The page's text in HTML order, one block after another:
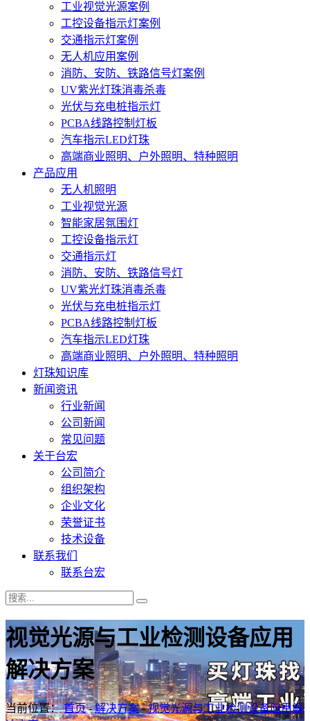
工业视觉光源案例
工控设备指示灯案例
交通指示灯案例
无人机应用案例
消防、安防、铁路信号灯案例
UV紫光灯珠消毒杀毒
光伏与充电桩指示灯
PCBA线路控制灯板
汽车指示LED灯珠
高端商业照明、户外照明、特种照明
产品应用
无人机照明
工业视觉光源
智能家居氛围灯
工控设备指示灯
交通指示灯
消防、安防、铁路信号灯
UV紫光灯珠消毒杀毒
光伏与充电桩指示灯
PCBA线路控制灯板
汽车指示LED灯珠
高端商业照明、户外照明、特种照明
灯珠知识库
新闻资讯
行业新闻
公司新闻
常见问题
关于台宏
公司简介
组织架构
企业文化
荣誉证书
技术设备
联系我们
联系台宏
视觉光源与工业检测设备应用
解决方案
当前位置：首页-解决方案-视觉光源与工业检测设备应用解